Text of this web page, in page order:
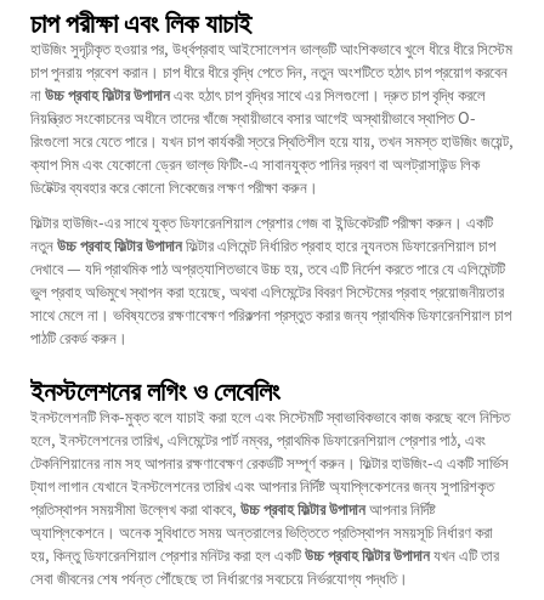
চাপ পরীক্ষা এবং লিক যাচাই
হাউজিং সুদৃঢ়ীকৃত হওয়ার পর, উর্ধ্বপ্রবাহ আইসোলেশন ভাল্ভটি আংশিকভাবে খুলে ধীরে ধীরে সিস্টেম
চাপ পুনরায় প্রবেশ করান। চাপ ধীরে ধীরে বৃদ্ধি পেতে দিন, নতুন অংশটিতে হঠাৎ চাপ প্রয়োগ করবেন
নাউচ্চ প্রবাহ ফিল্টার উপাদানএবং হঠাৎ চাপ বৃদ্ধির সাথে এর সিলগুলো। দ্রুত চাপ বৃদ্ধি করলে
নিয়ন্ত্রিত সংকোচনের অধীনে তাদের খাঁজে স্থায়ীভাবে বসার আগেই অস্থায়ীভাবে স্থাপিত O-
রিংগুলো সরে যেতে পারে। যখন চাপ কার্যকরী স্তরে স্থিতিশীল হয়ে যায়, তখন সমস্ত হাউজিং জয়েন্ট,
ক্যাপ সিম এবং যেকোনো ড্রেন ভাল্ভ ফিটিং-এ সাবানযুক্ত পানির দ্রবণ বা অলট্রাসাউন্ড লিক
ডিটেক্টর ব্যবহার করে কোনো লিকেজের লক্ষণ পরীক্ষা করুন।
ফিল্টার হাউজিং-এর সাথে যুক্ত ডিফারেনশিয়াল প্রেশার গেজ বা ইন্ডিকেটরটি পরীক্ষা করুন। একটি
নতুনউচ্চ প্রবাহ ফিল্টার উপাদানফিল্টার এলিমেন্ট নির্ধারিত প্রবাহ হারে ন্যূনতম ডিফারেনশিয়াল চাপ
দেখাবে — যদি প্রাথমিক পাঠ অপ্রত্যাশিতভাবে উচ্চ হয়, তবে এটি নির্দেশ করতে পারে যে এলিমেন্টটি
ভুল প্রবাহ অভিমুখে স্থাপন করা হয়েছে, অথবা এলিমেন্টের বিবরণ সিস্টেমের প্রবাহ প্রয়োজনীয়তার
সাথে মেলে না। ভবিষ্যতের রক্ষণাবেক্ষণ পরিকল্পনা প্রস্তুত করার জন্য প্রাথমিক ডিফারেনশিয়াল চাপ
পাঠটি রেকর্ড করুন।
ইনস্টলেশনের লগিং ও লেবেলিং
ইনস্টলেশনটি লিক-মুক্ত বলে যাচাই করা হলে এবং সিস্টেমটি স্বাভাবিকভাবে কাজ করছে বলে নিশ্চিত
হলে, ইনস্টলেশনের তারিখ, এলিমেন্টের পার্ট নম্বর, প্রাথমিক ডিফারেনশিয়াল প্রেশার পাঠ, এবং
টেকনিশিয়ানের নাম সহ আপনার রক্ষণাবেক্ষণ রেকর্ডটি সম্পূর্ণ করুন। ফিল্টার হাউজিং-এ একটি সার্ভিস
ট্যাগ লাগান যেখানে ইনস্টলেশনের তারিখ এবং আপনার নির্দিষ্ট অ্যাপ্লিকেশনের জন্য সুপারিশকৃত
প্রতিস্থাপন সময়সীমা উল্লেখ করা থাকবে, উচ্চ প্রবাহ ফিল্টার উপাদানআপনার নির্দিষ্ট
অ্যাপ্লিকেশনে। অনেক সুবিধাতে সময় অন্তরালের ভিত্তিতে প্রতিস্থাপন সময়সূচি নির্ধারণ করা
হয়, কিন্তু ডিফারেনশিয়াল প্রেশার মনিটর করা হল একটিউচ্চ প্রবাহ ফিল্টার উপাদানযখন এটি তার
সেবা জীবনের শেষ পর্যন্ত পৌঁছেছে তা নির্ধারণের সবচেয়ে নির্ভরযোগ্য পদ্ধতি।